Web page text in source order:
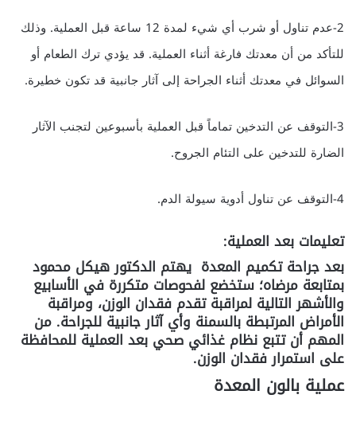
2-عدم تناول أو شرب أي شيء لمدة 12 ساعة قبل العملية. وذلك
للتأكد من أن معدتك فارغة أثناء العملية. قد يؤدي ترك الطعام أو
السوائل في معدتك أثناء الجراحة إلى آثار جانبية قد تكون خطيرة.
3-التوقف عن التدخين تماماً قبل العملية بأسبوعين لتجنب الآثار
الضارة للتدخين على التئام الجروح.
4-التوقف عن تناول أدوية سيولة الدم.
تعليمات بعد العملية:
بعد جراحة تكميم المعدة يهتم الدكتور هيكل محمود
بمتابعة مرضاه؛ ستخضع لفحوصات متكررة في الأسابيع
والأشهر التالية لمراقبة تقدم فقدان الوزن، ومراقبة
الأمراض المرتبطة بالسمنة وأي آثار جانبية للجراحة. من
المهم أن تتبع نظام غذائي صحي بعد العملية للمحافظة
على استمرار فقدان الوزن.
عملية بالون المعدة